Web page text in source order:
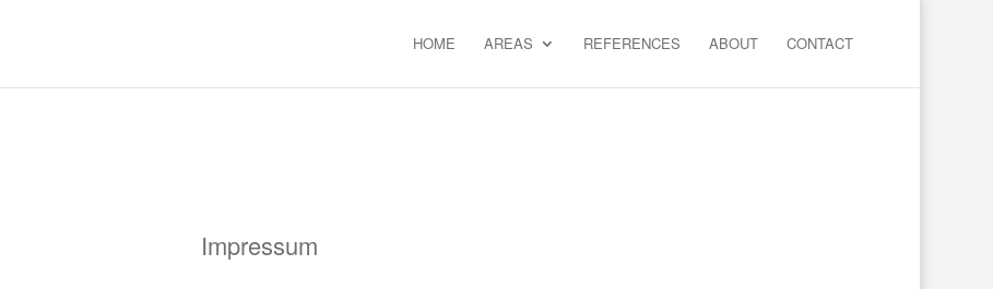
HOME AREAS REFERENCES ABOUT CONTACT
Impressum